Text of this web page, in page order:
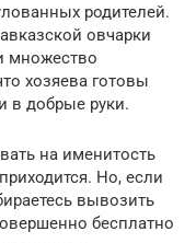
родителей.
овчарки
множество
хозяева готовы
в добрые руки.
на именитость
Но, если
вывозить
бесплатно